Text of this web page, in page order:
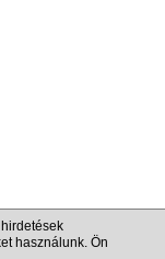
használunk. Ön